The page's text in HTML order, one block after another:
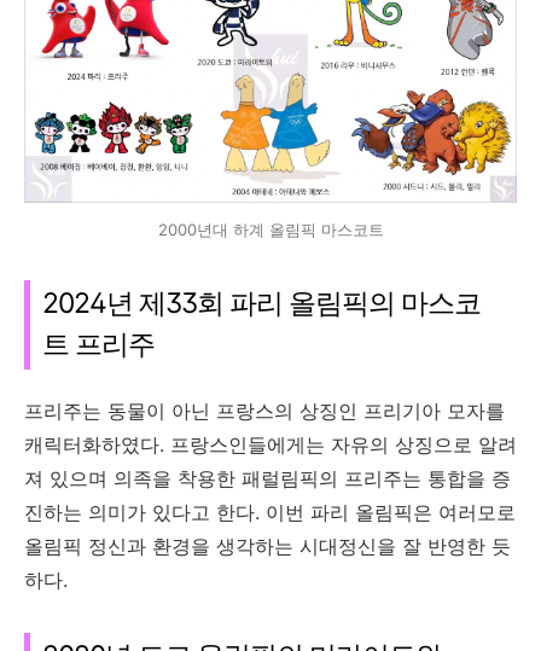
2000년대 하계 올림픽 마스코트
2024년 제33회 파리 올림픽의 마스코
트 프리주
프리주는 동물이 아닌 프랑스의 상징인 프리기아 모자를
캐릭터화하였다. 프랑스인들에게는 자유의 상징으로 알려
져 있으며 의족을 착용한 패럴림픽의 프리주는 통합을 증
진하는 의미가 있다고 한다. 이번 파리 올림픽은 여러모로
올림픽 정신과 환경을 생각하는 시대정신을 잘 반영한 듯
하다.